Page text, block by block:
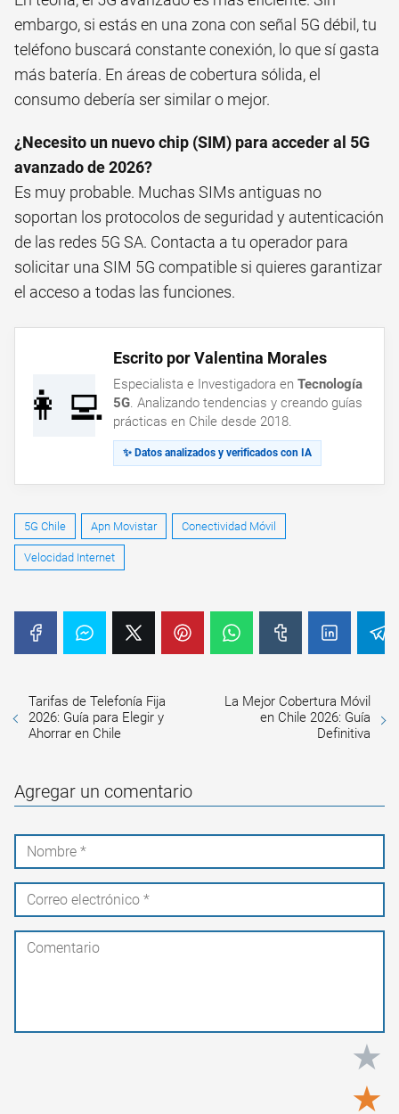
embargo, si estás en una zona con señal 5G débil, tu
teléfono buscará constante conexión, lo que sí gasta
más batería. En áreas de cobertura sólida, el
consumo debería ser similar o mejor.
¿Necesito un nuevo chip (SIM) para acceder al 5G
avanzado de 2026?
Es muy probable. Muchas SIMs antiguas no
soportan los protocolos de seguridad y autenticación
de las redes 5G SA. Contacta a tu operador para
solicitar una SIM 5G compatible si quieres garantizar
el acceso a todas las funciones.
👩‍💻
Escrito por Valentina Morales
Especialista e Investigadora en Tecnología
5G. Analizando tendencias y creando guías
prácticas en Chile desde 2018.
✨ Datos analizados y verificados con IA
5G Chile Apn Movistar Conectividad Móvil
Velocidad Internet
Tarifas de Telefonía Fija
2026: Guía para Elegir y
Ahorrar en Chile
La Mejor Cobertura Móvil
en Chile 2026: Guía
Definitiva
Agregar un comentario
★
★